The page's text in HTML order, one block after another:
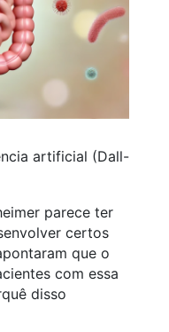
artificial (Dall-
parece ter
certos
que o
com essa
disso